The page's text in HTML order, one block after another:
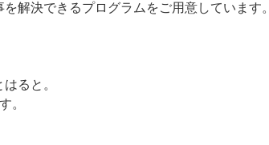
解決できるプログラムをご用意しています。
ると。
。